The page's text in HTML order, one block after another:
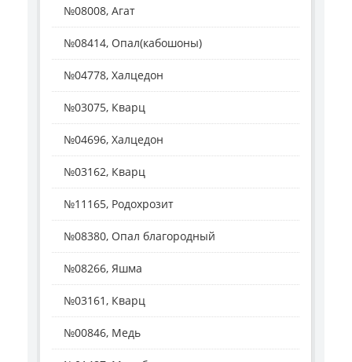
№08008, Агат
№08414, Опал(кабошоны)
№04778, Халцедон
№03075, Кварц
№04696, Халцедон
№03162, Кварц
№11165, Родохрозит
№08380, Опал благородный
№08266, Яшма
№03161, Кварц
№00846, Медь